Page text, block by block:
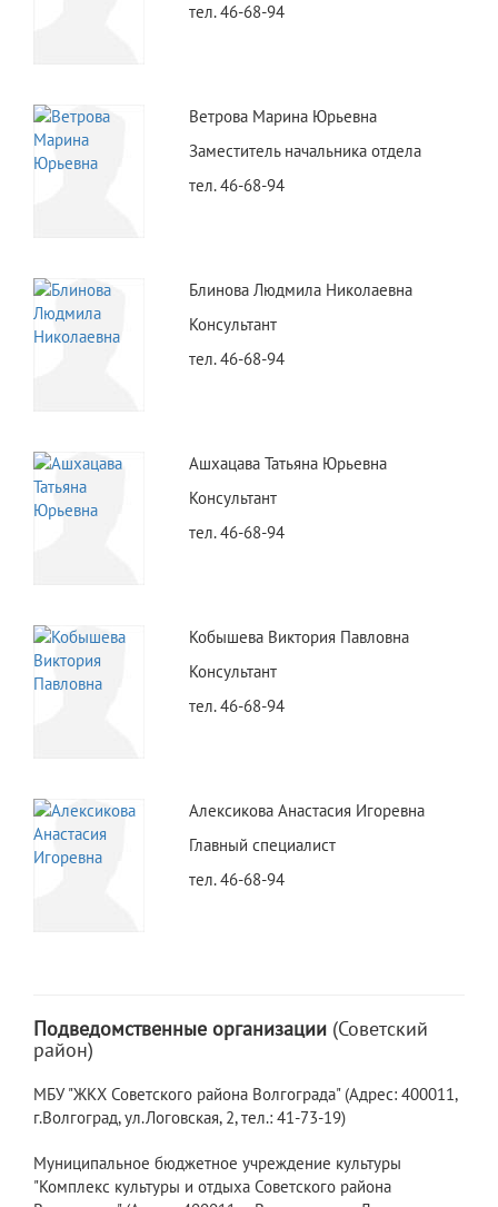
тел. 46-68-94
Ветрова Марина Юрьевна
Заместитель начальника отдела
тел. 46-68-94
Блинова Людмила Николаевна
Консультант
тел. 46-68-94
Ашхацава Татьяна Юрьевна
Консультант
тел. 46-68-94
Кобышева Виктория Павловна
Консультант
тел. 46-68-94
Алексикова Анастасия Игоревна
Главный специалист
тел. 46-68-94
Подведомственные организации (Советский
район)
МБУ "ЖКХ Советского района Волгограда" (Адрес: 400011,
г.Волгоград, ул.Логовская, 2, тел.: 41-73-19)
Муниципальное бюджетное учреждение культуры
"Комплекс культуры и отдыха Советского района